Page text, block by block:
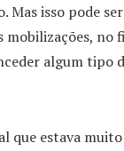
Mas isso pode
mobilizações, no
algum tipo
que estava